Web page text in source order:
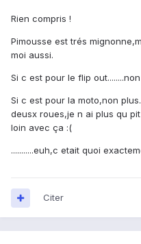
Rien compris !
Pimousse est trés
moi aussi.
Si c est pour le flip out........non
Si c est pour la moto,non
deusx roues,je n ai plus qu
loin avec ça :(
...........euh,c etait quoi
Citer